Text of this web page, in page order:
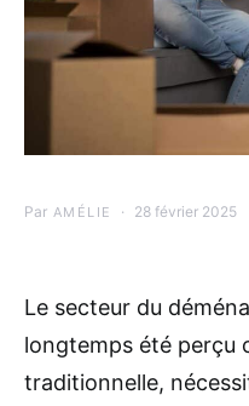
Par AMÉLIE 28 février 2025
Le secteur du
longtemps été perçu
traditionnelle,